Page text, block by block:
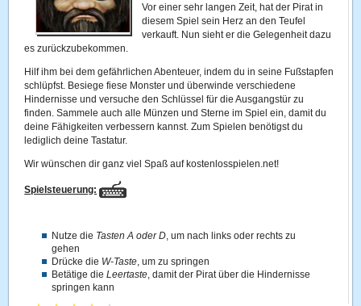
Vor einer sehr langen Zeit, hat der Pirat in
diesem Spiel sein Herz an den Teufel
verkauft. Nun sieht er die Gelegenheit dazu
es zurückzubekommen.
Hilf ihm bei dem gefährlichen Abenteuer, indem du in seine Fußstapfen
schlüpfst. Besiege fiese Monster und überwinde verschiedene
Hindernisse und versuche den Schlüssel für die Ausgangstür zu
finden. Sammele auch alle Münzen und Sterne im Spiel ein, damit du
deine Fähigkeiten verbessern kannst. Zum Spielen benötigst du
lediglich deine Tastatur.
Wir wünschen dir ganz viel Spaß auf kostenlosspielen.net!
Spielsteuerung:
Nutze die Tasten A oder D, um nach links oder rechts zu
gehen
Drücke die W-Taste, um zu springen
Betätige dieLeertaste, damit der Pirat über die Hindernisse
springen kann